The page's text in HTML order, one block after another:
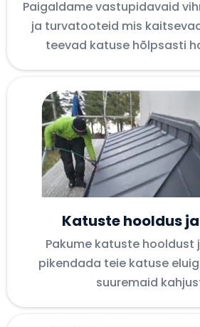
Paigaldame vastupidavaid
ja turvatooteid mis
teevad katuse hõlpsasti
Katuste hooldus
Pakume katuste hooldust
pikendada teie katuse
suuremaid